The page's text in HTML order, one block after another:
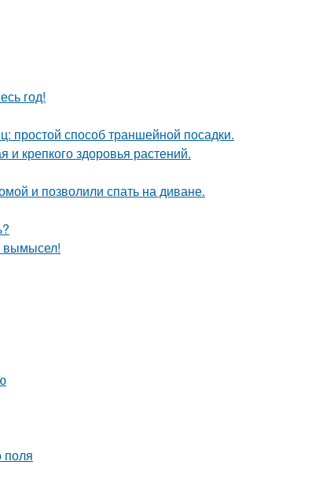
год!
простой способ траншейной посадки.
и крепкого здоровья растений.
и позволили спать на диване.
вымысел!
поля